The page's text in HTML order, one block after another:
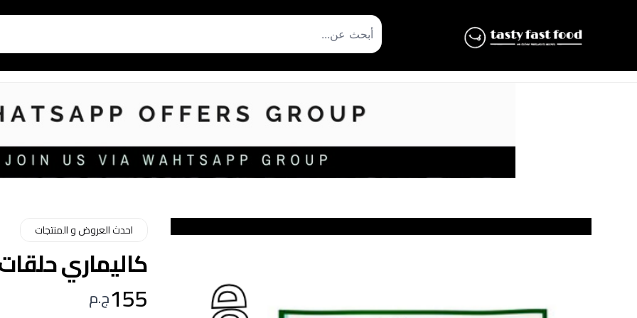
احدث العروض و المنتجات
كاليماري حلقات 10/10 400
155ج.م